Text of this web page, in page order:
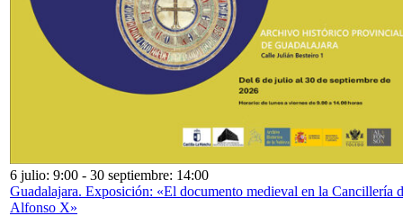
6 julio: 9:00 - 30 septiembre: 14:00
Guadalajara. Exposición: «El documento medieval en la Cancillería
Alfonso X»